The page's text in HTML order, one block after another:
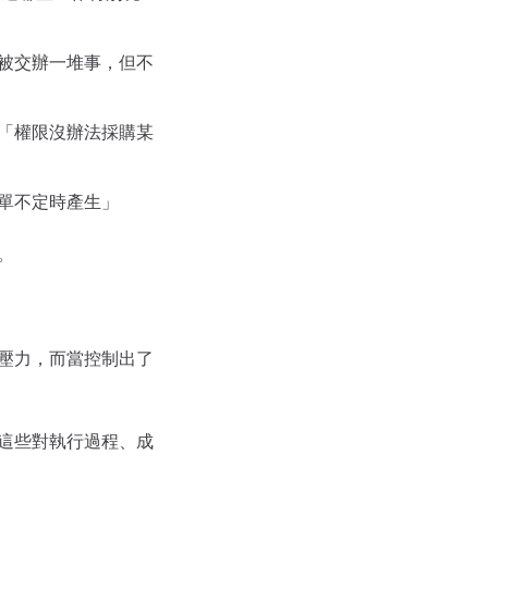
交辦一堆事，但不
權限沒辦法採購某
定時產生」
力，而當控制出了
些對執行過程、成